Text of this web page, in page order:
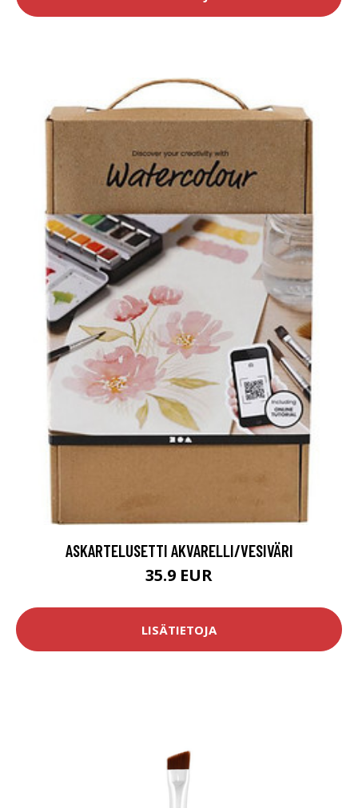
ASKARTELUSETTI AKVARELLI/VESIVÄRI
35.9 EUR
LISÄTIETOJA